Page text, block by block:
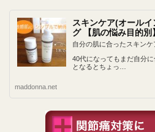
スキンケア(オール
グ 【肌の悩み目的別】
自分の肌に合ったスキン
40代になってもまだ自分
となるとちょっ…
maddonna.net